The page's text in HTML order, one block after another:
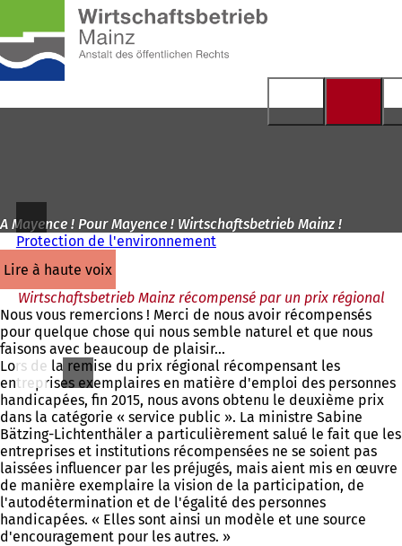
Accéder au contenu
page
d'accueil
A Mayence ! Pour Mayence ! Wirtschaftsbetrieb Mainz !
Protection de l'environnement
lire à haute voix
Wirtschaftsbetrieb Mainz récompensé par un prix régional
Nous vous remercions ! Merci de nous avoir récompensés
pour quelque chose qui nous semble naturel et que nous
faisons avec beaucoup de plaisir...
Lors de la remise du prix régional récompensant les
entreprises exemplaires en matière d'emploi des personnes
handicapées, fin 2015, nous avons obtenu le deuxième prix
dans la catégorie « service public ». La ministre Sabine
Bätzing-Lichtenthäler a particulièrement salué le fait que les
entreprises et institutions récompensées ne se soient pas
laissées influencer par les préjugés, mais aient mis en œuvre
de manière exemplaire la vision de la participation, de
l'autodétermination et de l'égalité des personnes
handicapées. « Elles sont ainsi un modèle et une source
d'encouragement pour les autres. »